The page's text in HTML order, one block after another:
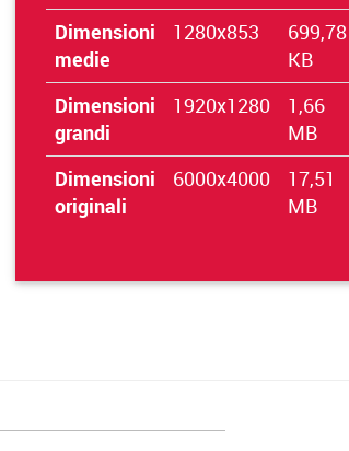
Dimensioni
medie
1280x853
699,78
KB
Dimensioni
grandi
1920x1280
1,66
MB
Dimensioni
originali
6000x4000
17,51
MB